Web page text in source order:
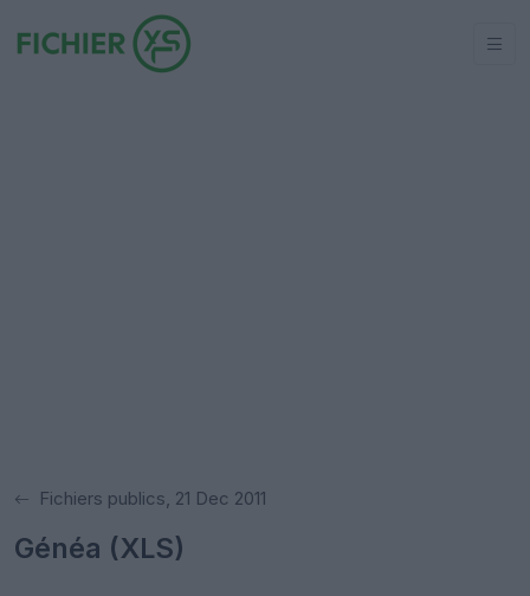
Fichiers publics, 21 Dec 2011
Généa (XLS)